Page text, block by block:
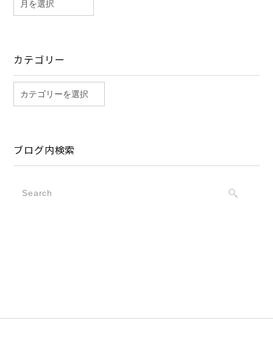
カテゴリー
ブログ内検索